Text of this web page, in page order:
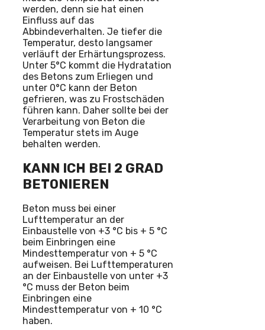
werden, denn sie hat einen
Einfluss auf das
Abbindeverhalten. Je tiefer die
Temperatur, desto langsamer
verläuft der Erhärtungsprozess.
Unter 5°C kommt die Hydratation
des Betons zum Erliegen und
unter 0°C kann der Beton
gefrieren, was zu Frostschäden
führen kann. Daher sollte bei der
Verarbeitung von Beton die
Temperatur stets im Auge
behalten werden.
KANN ICH BEI 2 GRAD
BETONIEREN
Beton muss bei einer
Lufttemperatur an der
Einbaustelle von +3 °C bis + 5 °C
beim Einbringen eine
Mindesttemperatur von + 5 °C
aufweisen. Bei Lufttemperaturen
an der Einbaustelle von unter +3
°C muss der Beton beim
Einbringen eine
Mindesttemperatur von + 10 °C
haben.